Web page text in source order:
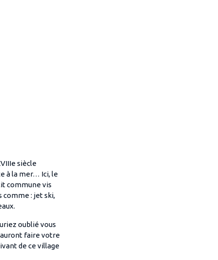
siècle
à la mer… Ici, le
commune vis
comme : jet ski,
oublié vous
faire votre
de ce village